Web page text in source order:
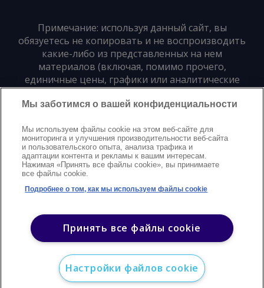
Примечание: используя данный сайт, вы
обязуетесь не копировать и не воспроизводить
какие-либо из представленных на нем
материалов (включая, помимо прочего,
единичные цены, графики или аналитические
материалы) в любой форме и для любых целей
без предварительного письменного согласия
Политика конфиденциальностиTrademarks
Защита авторских правУсловияModern Slavery Statement
Мы заботимся о вашей конфиденциальности
Мы используем файлы cookie на этом веб-сайте для
мониторинга и улучшения производительности веб-сайта
и пользовательского опыта, анализа трафика и
адаптации контента и рекламы к вашим интересам.
Нажимая «Принять все файлы cookie», вы принимаете
все файлы cookie.
Подробнее о том, как мы используем файлы cookie
Принять все файлы cookie
Настройки файлов cookie